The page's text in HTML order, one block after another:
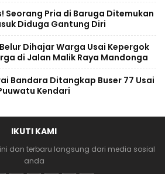
Seorang Pria di Baruga Ditemukan
Diduga Gantung Diri
Dihajar Warga Usai Kepergok
di Jalan Malik Raya Mandonga
Bandara Ditangkap Buser 77 Usai
Kendari
IKUTI KAMI
dan terbaru langsung dari media sosial
anda